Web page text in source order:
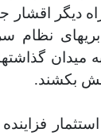
دیگر اقشار
نظام
میدان
بکشند.